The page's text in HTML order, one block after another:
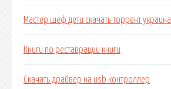
Мастер шеф дети скачать торрент украина
Книги по реставрации книги
Скачать драйвер на usb контроллер